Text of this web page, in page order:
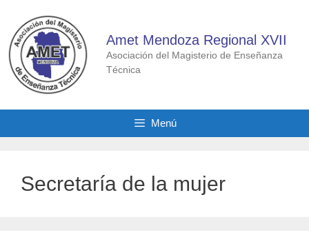
contenido
Amet Mendoza Regional XVII
Asociación del Magisterio de Enseñanza
Técnica
Menú
Secretaría de la mujer